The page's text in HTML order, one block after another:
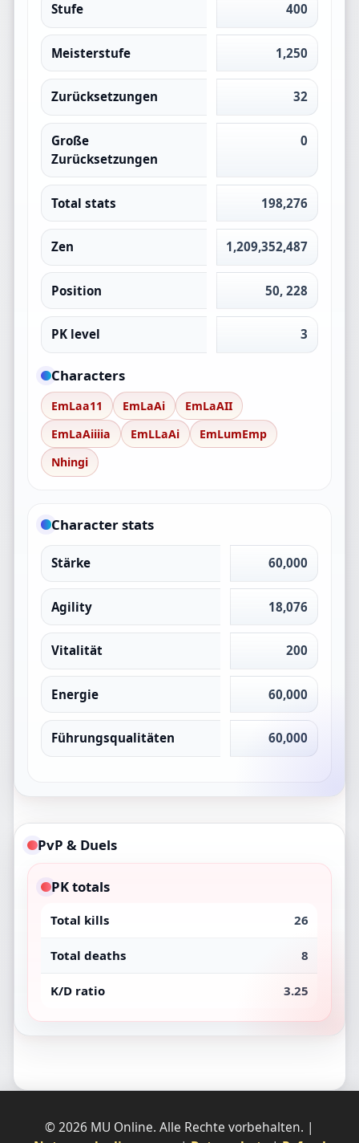
Stufe 400
Meisterstufe 1,250
Zurücksetzungen 32
Große
Zurücksetzungen
0
Total stats 198,276
Zen 1,209,352,487
Position 50, 228
PK level 3
Characters
EmLaa11 EmLaAi
EmLaAII
EmLaAiiiia
EmLLaAi
EmLumEmp
Nhingi
Character stats
Stärke 60,000
Agility 18,076
Vitalität 200
Energie 60,000
Führungsqualitäten 60,000
PvP & Duels
PK totals
Total kills 26
Total deaths 8
K/D ratio 3.25
© 2026 MU Online. Alle Rechte vorbehalten. |